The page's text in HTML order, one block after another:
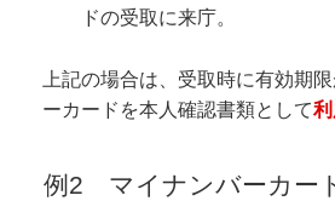
ドの受取に来庁。
上記の場合は、受取時に有効期
ーカードを本人確認書類として
例2 マイナンバーカー